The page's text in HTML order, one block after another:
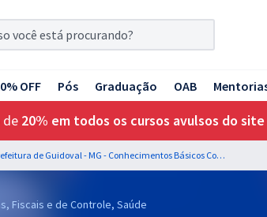
OFF Pós Graduação OAB
de 20% em todos os cursos avulsos do site
Prefeitura de Guidoval - MG - Conhecimentos Básicos Comuns ao cargos de Nível Médio - Equipe Gran (Pós-Edital)
Fiscais e de Controle, Saúde